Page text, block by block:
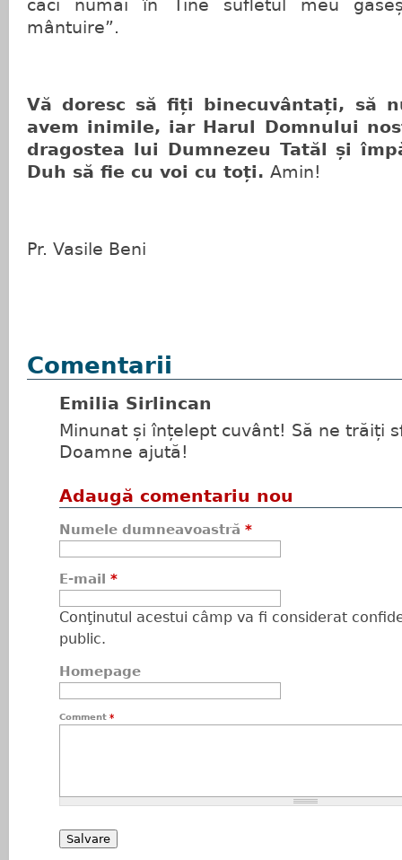
căci numai în Tine sufletul meu
mântuire”.
Vă doresc să fiți binecuvântați, să
avem inimile, iar Harul Domnului
dragostea lui Dumnezeu Tatăl și
Duh să fie cu voi cu toți. Amin!
Pr. Vasile Beni
Comentarii
Emilia Sirlincan
Minunat și înțelept cuvânt! Să ne trăiți
Doamne ajută!
Adaugă comentariu nou
Numele dumneavoastră *
E-mail *
Conţinutul acestui câmp va fi considerat
public.
Homepage
Comment *